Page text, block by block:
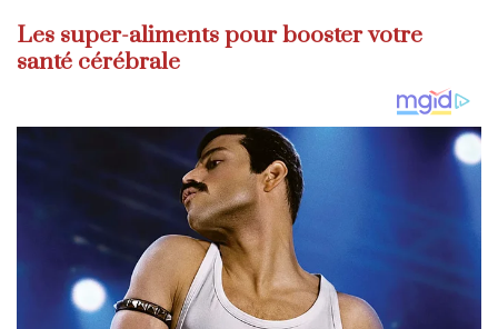
Les super-aliments pour booster votre
santé cérébrale